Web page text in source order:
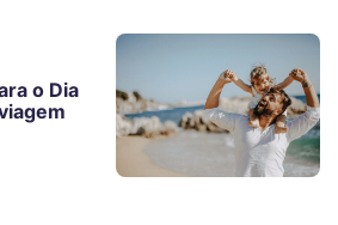
o Dia